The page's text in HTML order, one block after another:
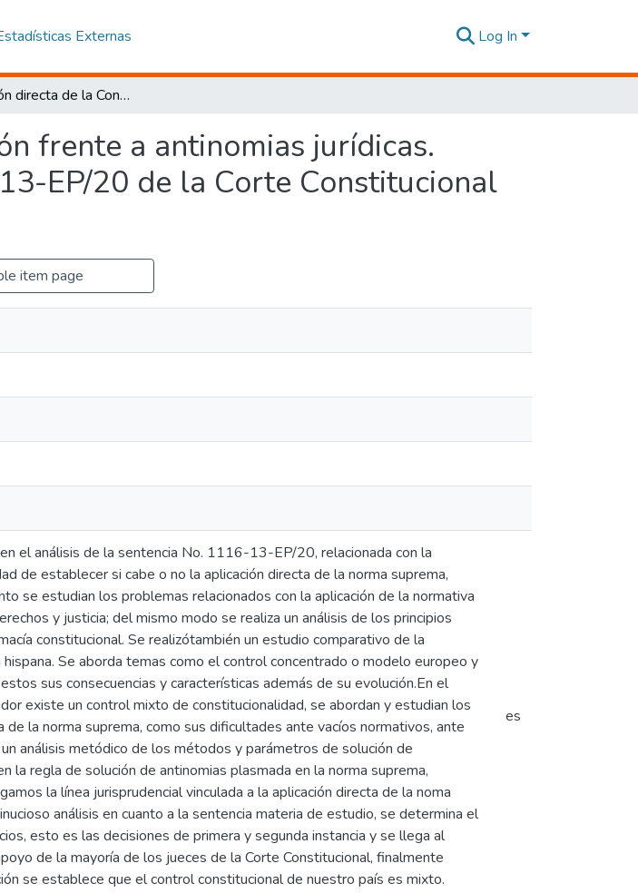
Externas Log In
Aplicación directa de la Constitución frente a antinomias jurídicas. Análisis de la sentencia No. 1116-13-EP/20 de la Corte Constitucional del Ecuador
frente a antinomias jurídicas.
EP/20 de la Corte Constitucional
item page
el análisis de la sentencia No. 1116-13-EP/20, relacionada con la
de establecer si cabe o no la aplicación directa de la norma suprema,
se estudian los problemas relacionados con la aplicación de la normativa
y justicia; del mismo modo se realiza un análisis de los principios
constitucional. Se realizótambién un estudio comparativo de la
Se aborda temas como el control concentrado o modelo europeo y
sus consecuencias y características además de su evolución.En el
existe un control mixto de constitucionalidad, se abordan y estudian los
la norma suprema, como sus dificultades ante vacíos normativos, ante
análisis metódico de los métodos y parámetros de solución de
la regla de solución de antinomias plasmada en la norma suprema,
la línea jurisprudencial vinculada a la aplicación directa de la noma
análisis en cuanto a la sentencia materia de estudio, se determina el
esto es las decisiones de primera y segunda instancia y se llega al
de la mayoría de los jueces de la Corte Constitucional, finalmente
se establece que el control constitucional de nuestro país es mixto.
es